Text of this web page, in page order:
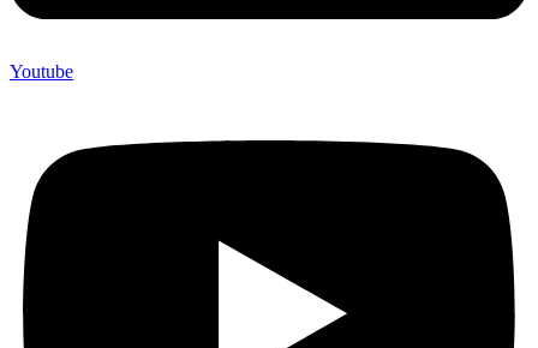
Youtube